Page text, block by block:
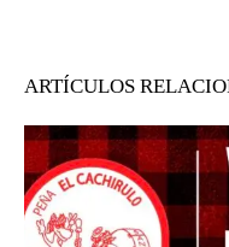
ARTÍCULOS